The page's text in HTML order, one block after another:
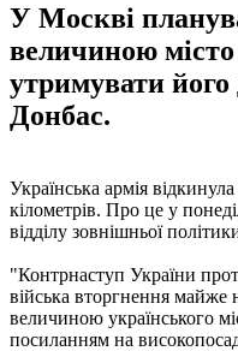
У Москві
величиною
утримувати
Донбас.
Українська армія
кілометрів. Про це у
відділу зовнішньої
"Контрнаступ України
війська вторгнення майже
величиною українського
посиланням на